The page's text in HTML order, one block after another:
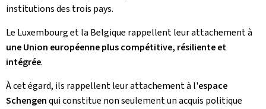
institutions des trois pays.
Le Luxembourg et la Belgique rappellent leur attachement à
une Union européenne plus compétitive, résiliente et
intégrée.
À cet égard, ils rappellent leur attachement à l'espace
Schengenqui constitue non seulement un acquis politique